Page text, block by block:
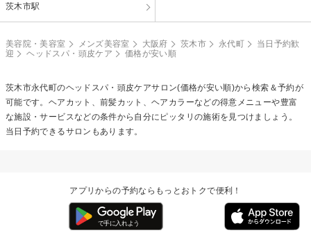
茨木市駅
美容院・美容室 メンズ美容室 大阪府 茨木市 永代町
当日予約歓
迎
ヘッドスパ・頭皮ケア 価格が安い順
茨木市永代町のヘッドスパ・頭皮ケアサロン(価格が安い順)から検索＆予約が
可能です。ヘアカット、前髪カット、ヘアカラーなどの得意メニューや豊富
な施設・サービスなどの条件から自分にピッタリの施術を見つけましょう。
当日予約できるサロンもあります。
アプリからの予約ならもっとおトクで便利！